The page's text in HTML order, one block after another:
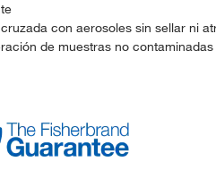
con aerosoles sin sellar ni
de muestras no contaminadas